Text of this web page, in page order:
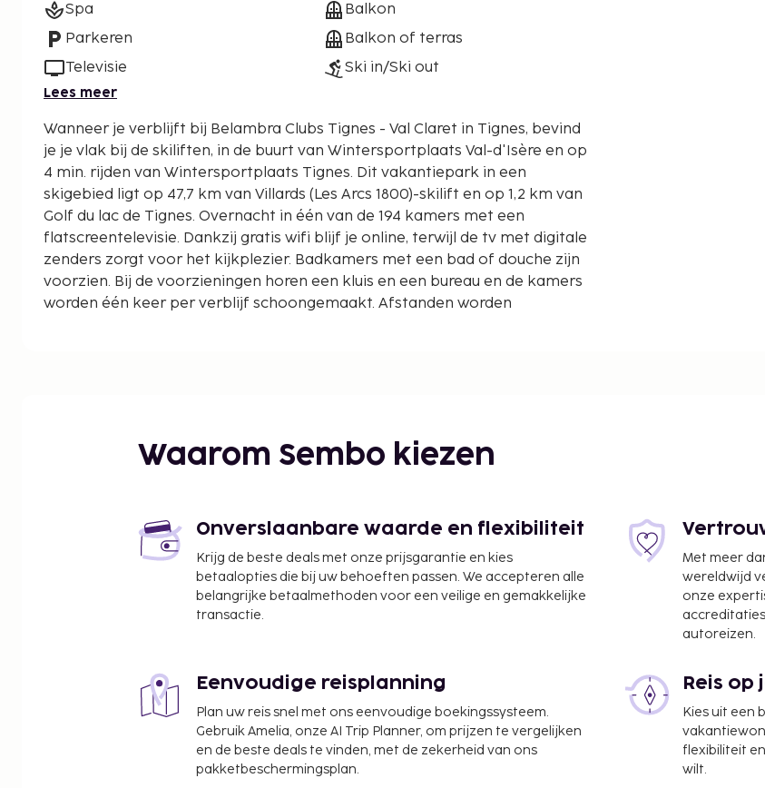
Spa
Parkeren
Televisie
Balkon
Balkon of terras
Ski in/Ski out
Lees meer
Wanneer je verblijft bij Belambra Clubs Tignes - Val Claret in Tignes, bevind
je je vlak bij de skiliften, in de buurt van Wintersportplaats Val-d'Isère en op
4 min. rijden van Wintersportplaats Tignes. Dit vakantiepark in een
skigebied ligt op 47,7 km van Villards (Les Arcs 1800)-skilift en op 1,2 km van
Golf du lac de Tignes. Overnacht in één van de 194 kamers met een
flatscreentelevisie. Dankzij gratis wifi blijf je online, terwijl de tv met digitale
zenders zorgt voor het kijkplezier. Badkamers met een bad of douche zijn
voorzien. Bij de voorzieningen horen een kluis en een bureau en de kamers
worden één keer per verblijf schoongemaakt. Afstanden worden
Wintersportplaats Tignes - 1,4 km
Aeroski-gondel - 1,9 km
Skilift van Tignes - 2,1 km
Lavachet-skilift - 2,4 km
Chaudannes-skilift - 2,6 km
De dichtstbijgelegen grootste luchthavens zijn:
Grenoble (GNB-Grenoble - Isere) - 210,7 km
Lyon (LYS-Saint-Exupery) - 220,6 km
Enkele van de voorzieningen zijn een 24-uurs receptie, een wasserij en een
Waarom Sembo kiezen
Onverslaanbare waarde en flexibiliteit
Krijg de beste deals met onze prijsgarantie en kies
betaalopties die bij uw behoeften passen. We accepteren alle
belangrijke betaalmethoden voor een veilige en gemakkelijke
transactie.
Met meer
wereldwijd
onze
autoreizen.
Eenvoudige reisplanning
Plan uw reis snel met ons eenvoudige boekingssysteem.
Gebruik Amelia, onze AI Trip Planner, om prijzen te vergelijken
en de beste deals te vinden, met de zekerheid van ons
pakketbeschermingsplan.
Reis
Kies uit een
flexibiliteit
wilt.